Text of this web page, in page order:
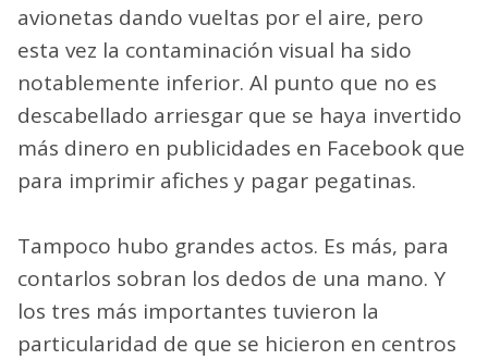
avionetas dando vueltas por el aire, pero
esta vez la contaminación visual ha sido
notablemente inferior. Al punto que no es
descabellado arriesgar que se haya invertido
más dinero en publicidades en Facebook que
para imprimir afiches y pagar pegatinas.
Tampoco hubo grandes actos. Es más, para
contarlos sobran los dedos de una mano. Y
los tres más importantes tuvieron la
particularidad de que se hicieron en centros